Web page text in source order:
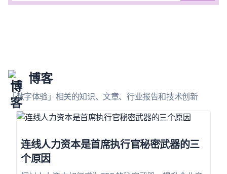
博客
「数字体验」相关的知识、文章、行业报告和技术创新
连线人力资本是首席执行官秘密武器的三
个原因